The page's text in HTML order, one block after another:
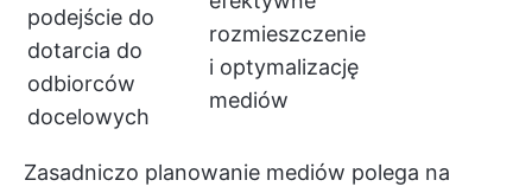
podejście do
dotarcia do
odbiorców
docelowych
rozmieszczenie
i optymalizację
mediów
Zasadniczo planowanie mediów polega na